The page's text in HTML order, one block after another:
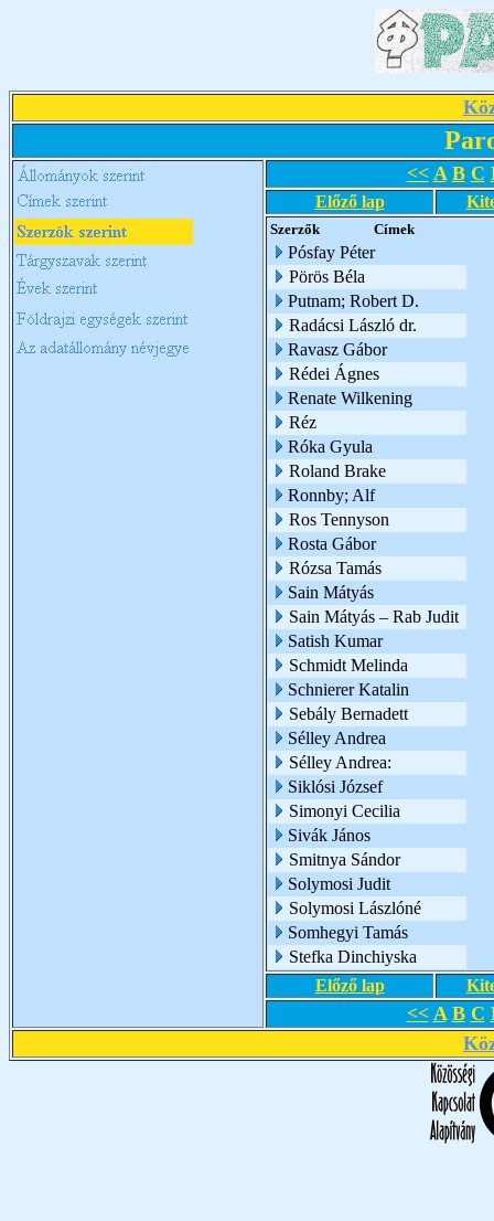
<< A B C
Előző lap
Szerzők Címek
Pósfay Péter
Pörös Béla
Putnam; Robert D.
Radácsi László dr.
Ravasz Gábor
Rédei Ágnes
Renate Wilkening
Réz
Róka Gyula
Roland Brake
Ronnby; Alf
Ros Tennyson
Rosta Gábor
Rózsa Tamás
Sain Mátyás
Sain Mátyás – Rab Judit
Satish Kumar
Schmidt Melinda
Schnierer Katalin
Sebály Bernadett
Sélley Andrea
Sélley Andrea:
Siklósi József
Simonyi Cecilia
Sivák János
Smitnya Sándor
Solymosi Judit
Solymosi Lászlóné
Somhegyi Tamás
Stefka Dinchiyska
Előző lap
<< A B C